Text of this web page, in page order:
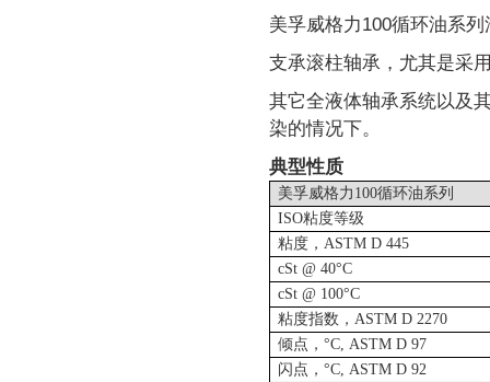
美孚威格力100循环油系
支承滚柱轴承，尤其是采
其它全液体轴承系统以及
染的情况下。
典型性质
美孚威格力 100循环油系列
ISO粘度等级
粘度， ASTM D 445
cSt @ 40°C
cSt @ 100°C
粘度指数， ASTM D 2270
倾点， °C, ASTM D 97
闪点， °C, ASTM D 92